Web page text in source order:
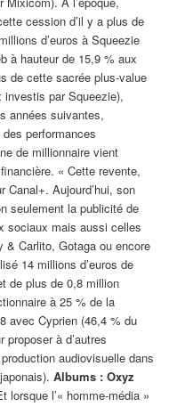
cession d’il y a plus de
d’euros à Squeezie
à hauteur de 15,9 % aux
de cette sacrée plus-value
investis par Squeezie),
années suivantes,
performances
de millionnaire vient
« Cette revente,
Canal+. Aujourd’hui, son
seulement la publicité de
sociaux mais aussi celles
& Carlito, Gotaga ou encore
14 millions d’euros de
de plus de 0,8 million
à 25 % de la
avec Cyprien (46,4 % du
à d’autres
audiovisuelle dans
Albums : Oxyz
lorsque l’« homme-média »